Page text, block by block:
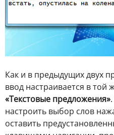
Как и в предыдущих двух
ввод настраивается в той
«Текстовые предложения»
настроить выбор слов
оставить